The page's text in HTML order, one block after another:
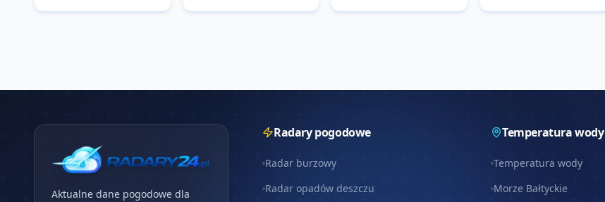
Aktualne dane pogodowe dla
Radary pogodowe
Radar burzowy
Radar opadów deszczu
Temperatura wody
Temperatura wody
Morze Bałtyckie